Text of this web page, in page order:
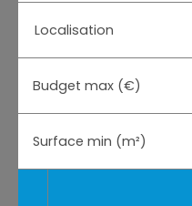
Localisation
Budget max (€)
Surface min (m²)